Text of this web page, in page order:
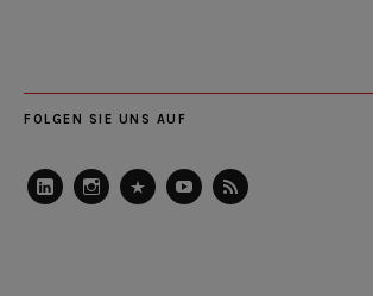
FOLGEN SIE UNS AUF